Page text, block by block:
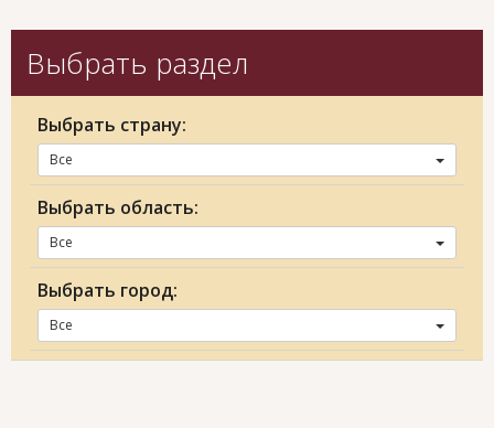
Выбрать раздел
Выбрать страну:
Все
Выбрать область:
Все
Выбрать город:
Все